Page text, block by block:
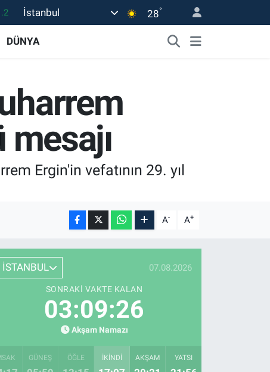
İstanbul 28°
DÜNYA
mesajı
Ergin'in vefatının 29. yıl
A- A+
İSTANBUL 07.08.2026
SONRAKI VAKTE KALAN
03:09:25
Akşam Namazı
GÜNEŞ ÖĞLE İKINDI AKŞAM YATSI